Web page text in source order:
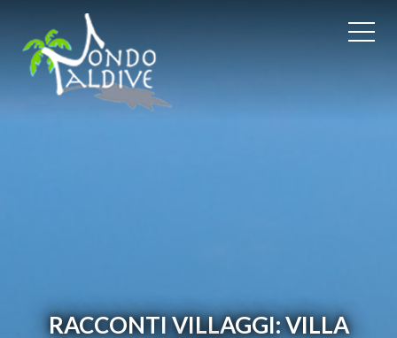
RACCONTI VILLAGGI: VILLA